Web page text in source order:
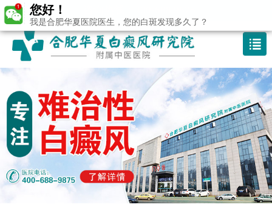
您好！
我是合肥华夏医院医生，您的白斑发现多久了？